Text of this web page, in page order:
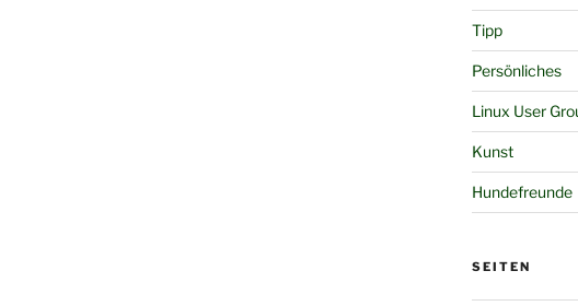
Tipp
Persönliches
Linux User
Kunst
Hundefreunde
SEITEN